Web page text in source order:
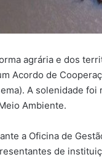
agrária e dos
Acordo de
A solenidade foi
Ambiente.
a Oficina de
de